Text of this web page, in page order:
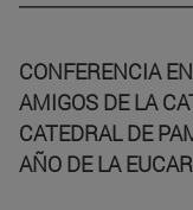
CONFERENCIA
AMIGOS DE LA
CATEDRAL DE
AÑO DE LA